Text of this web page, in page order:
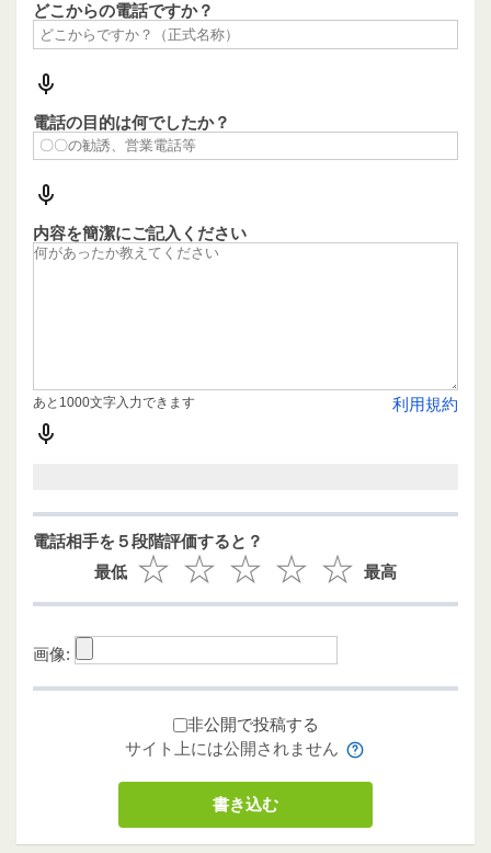
どこからの電話ですか？
電話の目的は何でしたか？
内容を簡潔にご記入ください
利用規約
あと1000文字入力できます
電話相手を５段階評価すると？
最低
最高
画像:
非公開で投稿する
サイト上には公開されません